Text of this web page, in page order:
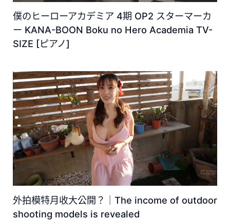
僕のヒーローアカデミア 4期 OP2 スターマーカ
ー KANA-BOON Boku no Hero Academia TV-
SIZE [ピアノ]
外拍模特月收大公開？｜The income of outdoor
shooting models is revealed